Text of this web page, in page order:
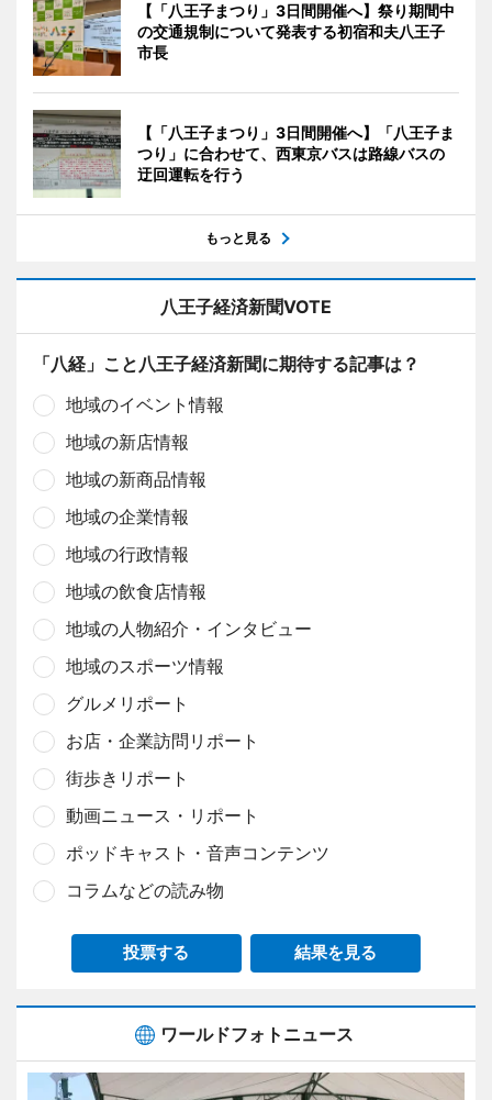
【「八王子まつり」3日間開催へ】祭り期間中
の交通規制について発表する初宿和夫八王子
市長
【「八王子まつり」3日間開催へ】「八王子ま
つり」に合わせて、西東京バスは路線バスの
迂回運転を行う
もっと見る
八王子経済新聞VOTE
「八経」こと八王子経済新聞に期待する記事は？
地域のイベント情報
地域の新店情報
地域の新商品情報
地域の企業情報
地域の行政情報
地域の飲食店情報
地域の人物紹介・インタビュー
地域のスポーツ情報
グルメリポート
お店・企業訪問リポート
街歩きリポート
動画ニュース・リポート
ポッドキャスト・音声コンテンツ
コラムなどの読み物
投票する 結果を見る
ワールドフォトニュース